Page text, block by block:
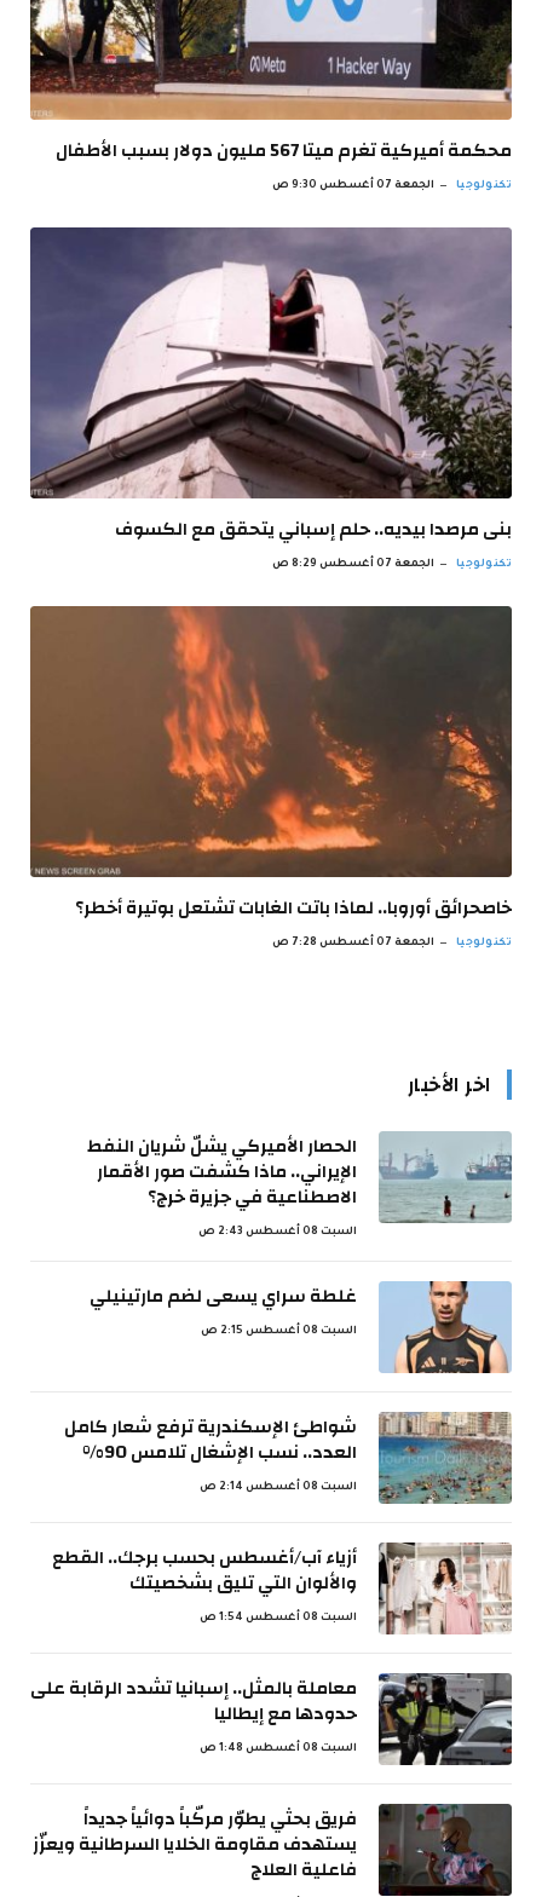
محكمة أميركية تغرم ميتا 567 مليون دولار بسبب الأطفال
تكنولوجيا الجمعة 07 أغسطس 9:30 ص
بنى مرصدا بيديه.. حلم إسباني يتحقق مع الكسوف
تكنولوجيا الجمعة 07 أغسطس 8:29 ص
خاصحرائق أوروبا.. لماذا باتت الغابات تشتعل بوتيرة أخطر؟
تكنولوجيا الجمعة 07 أغسطس 7:28 ص
اخر الأخبار
الحصار الأميركي يشلّ شريان النفط
الإيراني.. ماذا كشفت صور الأقمار
الاصطناعية في جزيرة خرج؟
السبت 08 أغسطس 2:43 ص
غلطة سراي يسعى لضم مارتينيلي
السبت 08 أغسطس 2:15 ص
شواطئ الإسكندرية ترفع شعار كامل
العدد.. نسب الإشغال تلامس 90%
السبت 08 أغسطس 2:14 ص
أزياء آب/أغسطس بحسب برجك.. القطع
والألوان التي تليق بشخصيتك
السبت 08 أغسطس 1:54 ص
معاملة بالمثل.. إسبانيا تشدد الرقابة على
حدودها مع إيطاليا
السبت 08 أغسطس 1:48 ص
فريق بحثي يطوّر مركّباً دوائياً جديداً
يستهدف مقاومة الخلايا السرطانية ويعزّز
فاعلية العلاج